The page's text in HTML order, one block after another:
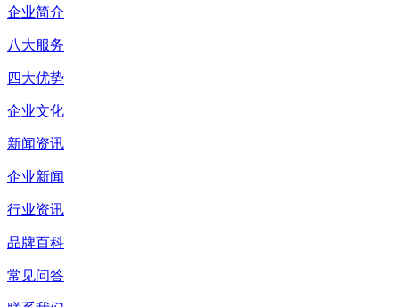
企业简介
八大服务
四大优势
企业文化
新闻资讯
企业新闻
行业资讯
品牌百科
常见问答